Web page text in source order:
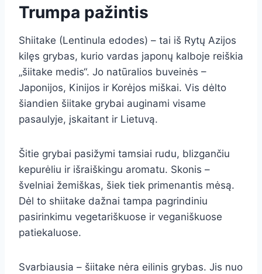
Trumpa pažintis
Shiitake (Lentinula edodes) – tai iš Rytų Azijos
kilęs grybas, kurio vardas japonų kalboje reiškia
„šiitake medis“. Jo natūralios buveinės –
Japonijos, Kinijos ir Korėjos miškai. Vis dėlto
šiandien šiitake grybai auginami visame
pasaulyje, įskaitant ir Lietuvą.
Šitie grybai pasižymi tamsiai rudu, blizgančiu
kepurėliu ir išraiškingu aromatu. Skonis –
švelniai žemiškas, šiek tiek primenantis mėsą.
Dėl to shiitake dažnai tampa pagrindiniu
pasirinkimu vegetariškuose ir veganiškuose
patiekaluose.
Svarbiausia – šiitake nėra eilinis grybas. Jis nuo